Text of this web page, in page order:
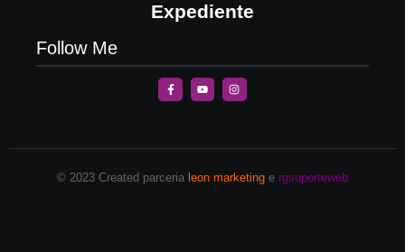
Expediente
Follow Me
© 2023 Created parceria leon marketing e rgsuporteweb